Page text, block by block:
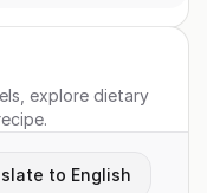
explore dietary
to English